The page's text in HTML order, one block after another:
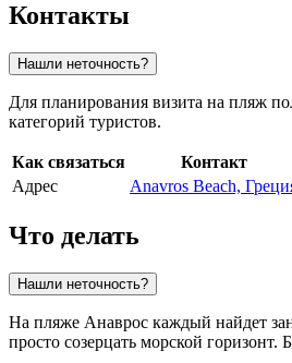
Контакты
Нашли неточность?
Для планирования визита на пляж
категорий туристов.
Как связаться
Контакт
Адрес
Anavros Beach,
Что делать
Нашли неточность?
На пляже Анаврос каждый найдет
просто созерцать морской